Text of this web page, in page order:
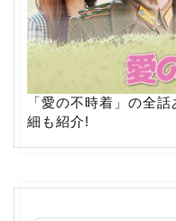
「愛の不時着」の全
細も紹介!